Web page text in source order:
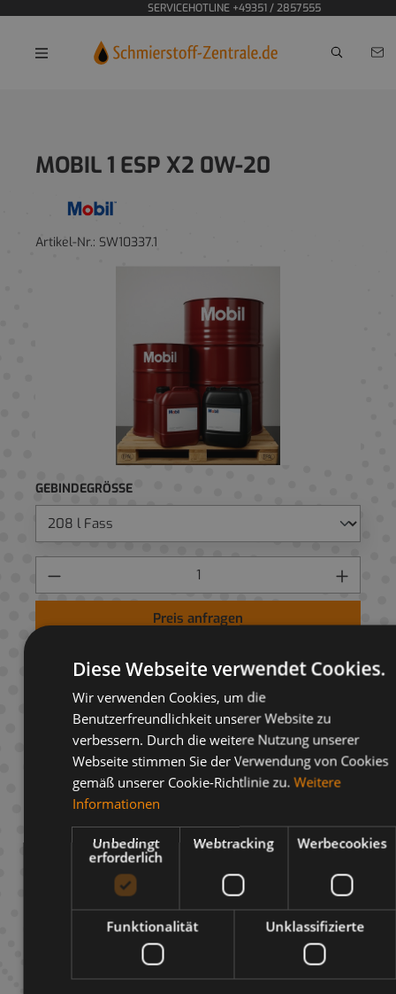
SERVICEHOTLINE +49351 / 2857555
MOBIL 1 ESP X2 0W-20
Artikel-Nr.: SW10337.1
GEBINDEGRÖSSE
Preis anfragen
AUF ANFRAGELISTE
Beschreibung
Infos zum Hersteller
Diese Webseite verwendet Cookies.
Wir verwenden Cookies, um die
Benutzerfreundlichkeit unserer Website zu
verbessern. Durch die weitere Nutzung unserer
Webseite stimmen Sie der Verwendung von Cookies
gemäß unserer Cookie-Richtlinie zu.Weitere
Informationen
Unbedingt
erforderlich
Webtracking Werbecookies
Funktionalität Unklassifizierte